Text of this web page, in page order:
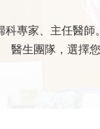
專家、主任醫
醫生團隊，選擇